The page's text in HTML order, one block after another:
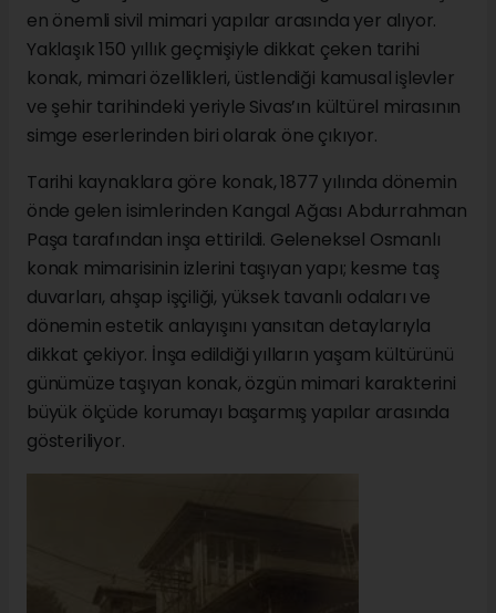
en önemli sivil mimari yapılar arasında yer alıyor.
Yaklaşık 150 yıllık geçmişiyle dikkat çeken tarihi
konak, mimari özellikleri, üstlendiği kamusal işlevler
ve şehir tarihindeki yeriyle Sivas’ın kültürel mirasının
simge eserlerinden biri olarak öne çıkıyor.
Tarihi kaynaklara göre konak, 1877 yılında dönemin
önde gelen isimlerinden Kangal Ağası Abdurrahman
Paşa tarafından inşa ettirildi. Geleneksel Osmanlı
konak mimarisinin izlerini taşıyan yapı; kesme taş
duvarları, ahşap işçiliği, yüksek tavanlı odaları ve
dönemin estetik anlayışını yansıtan detaylarıyla
dikkat çekiyor. İnşa edildiği yılların yaşam kültürünü
günümüze taşıyan konak, özgün mimari karakterini
büyük ölçüde korumayı başarmış yapılar arasında
gösteriliyor.